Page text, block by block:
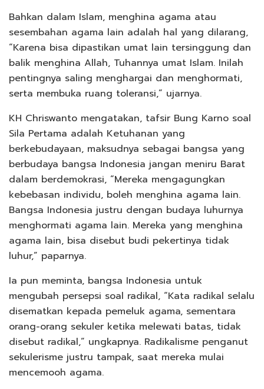
Bahkan dalam Islam, menghina agama atau
sesembahan agama lain adalah hal yang dilarang,
“Karena bisa dipastikan umat lain tersinggung dan
balik menghina Allah, Tuhannya umat Islam. Inilah
pentingnya saling menghargai dan menghormati,
serta membuka ruang toleransi,” ujarnya.
KH Chriswanto mengatakan, tafsir Bung Karno soal
Sila Pertama adalah Ketuhanan yang
berkebudayaan, maksudnya sebagai bangsa yang
berbudaya bangsa Indonesia jangan meniru Barat
dalam berdemokrasi, “Mereka mengagungkan
kebebasan individu, boleh menghina agama lain.
Bangsa Indonesia justru dengan budaya luhurnya
menghormati agama lain. Mereka yang menghina
agama lain, bisa disebut budi pekertinya tidak
luhur,” paparnya.
Ia pun meminta, bangsa Indonesia untuk
mengubah persepsi soal radikal, “Kata radikal selalu
disematkan kepada pemeluk agama, sementara
orang-orang sekuler ketika melewati batas, tidak
disebut radikal,” ungkapnya. Radikalisme penganut
sekulerisme justru tampak, saat mereka mulai
mencemooh agama.